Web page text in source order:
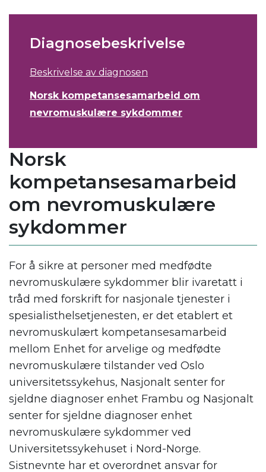
Diagnosebeskrivelse
Beskrivelse av diagnosen
Norsk kompetansesamarbeid om
nevromuskulære sykdommer
Norsk
kompetansesamarbeid
om nevromuskulære
sykdommer
For å sikre at personer med medfødte
nevromuskulære sykdommer blir ivaretatt i
tråd med forskrift for nasjonale tjenester i
spesialisthelsetjenesten, er det etablert et
nevromuskulært kompetansesamarbeid
mellom Enhet for arvelige og medfødte
nevromuskulære tilstander ved Oslo
universitetssykehus, Nasjonalt senter for
sjeldne diagnoser enhet Frambu og Nasjonalt
senter for sjeldne diagnoser enhet
nevromuskulære sykdommer ved
Universitetssykehuset i Nord-Norge.
Sistnevnte har et overordnet ansvar for